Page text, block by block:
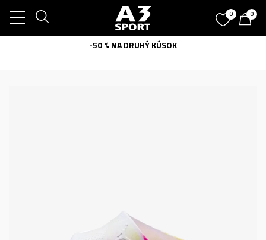
0 0
-50 % NA DRUHÝ KÚSOK